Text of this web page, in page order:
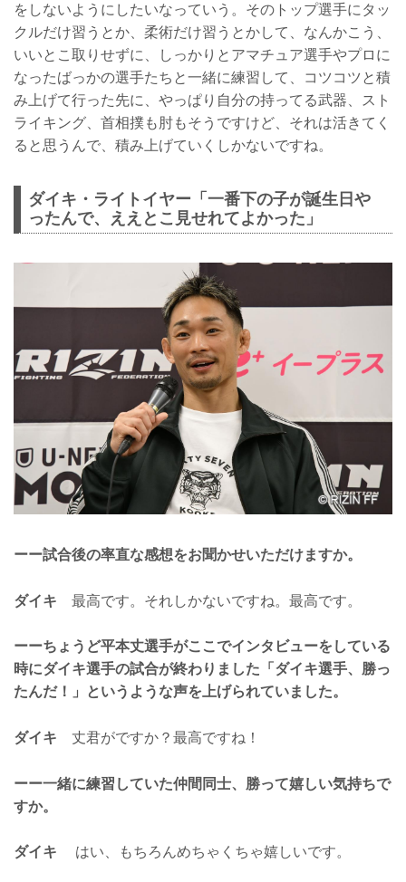
をしないようにしたいなっていう。そのトップ選手にタッ
クルだけ習うとか、柔術だけ習うとかして、なんかこう、
いいとこ取りせずに、しっかりとアマチュア選手やプロに
なったばっかの選手たちと一緒に練習して、コツコツと積
み上げて行った先に、やっぱり自分の持ってる武器、スト
ライキング、首相撲も肘もそうですけど、それは活きてく
ると思うんで、積み上げていくしかないですね。
ダイキ・ライトイヤー「一番下の子が誕生日や
ったんで、ええとこ見せれてよかった」
ーー試合後の率直な感想をお聞かせいただけますか。
ダイキ 最高です。それしかないですね。最高です。
ーーちょうど平本丈選手がここでインタビューをしている
時にダイキ選手の試合が終わりました「ダイキ選手、勝っ
たんだ！」というような声を上げられていました。
ダイキ 丈君がですか？最高ですね！
ーー一緒に練習していた仲間同士、勝って嬉しい気持ちで
すか。
ダイキ はい、もちろんめちゃくちゃ嬉しいです。